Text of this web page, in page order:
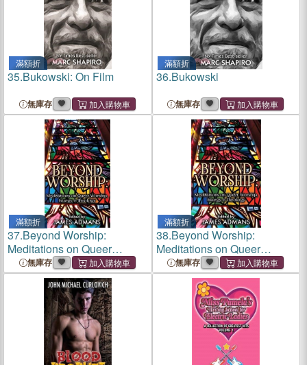
滿額折
35.Bukowski: On Film
無庫存
滿額折
36.Bukowski
無庫存
滿額折
37.Beyond Worship:
Meditations on Queer
Worship, Liturgy, & Theology
無庫存
滿額折
38.Beyond Worship:
Meditations on Queer
Worship, Liturgy, & Theology
無庫存